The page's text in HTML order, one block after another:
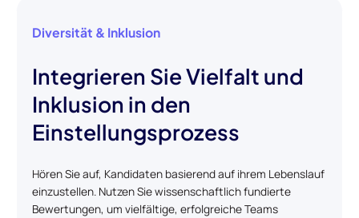
Diversität & Inklusion
Integrieren Sie Vielfalt und
Inklusion in den
Einstellungsprozess
Hören Sie auf, Kandidaten basierend auf ihrem Lebenslauf
einzustellen. Nutzen Sie wissenschaftlich fundierte
Bewertungen, um vielfältige, erfolgreiche Teams